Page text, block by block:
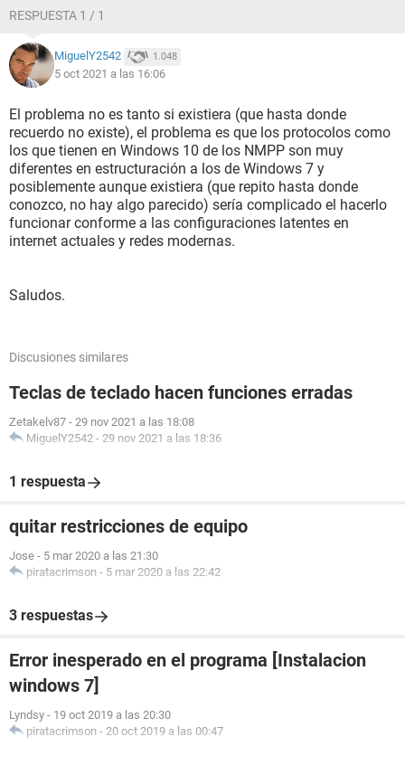
RESPUESTA 1 / 1
MiguelY2542 1.048
5 oct 2021 a las 16:06
El problema no es tanto si existiera (que hasta donde
recuerdo no existe), el problema es que los protocolos como
los que tienen en Windows 10 de los NMPP son muy
diferentes en estructuración a los de Windows 7 y
posiblemente aunque existiera (que repito hasta donde
conozco, no hay algo parecido) sería complicado el hacerlo
funcionar conforme a las configuraciones latentes en
internet actuales y redes modernas.
Saludos.
Discusiones similares
Teclas de teclado hacen funciones erradas
Zetakelv87 - 29 nov 2021 a las 18:08
MiguelY2542 - 29 nov 2021 a las 18:36
1 respuesta
quitar restricciones de equipo
Jose - 5 mar 2020 a las 21:30
piratacrimson - 5 mar 2020 a las 22:42
3 respuestas
Error inesperado en el programa [Instalacion
windows 7]
Lyndsy - 19 oct 2019 a las 20:30
piratacrimson - 20 oct 2019 a las 00:47